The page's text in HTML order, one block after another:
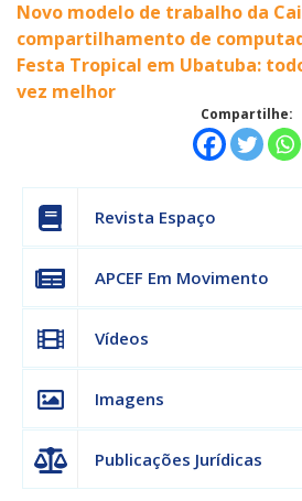
Novo modelo de trabalho da
compartilhamento de
Festa Tropical em Ubatuba:
vez melhor
Compartilhe:
Revista Espaço
APCEF Em Movimento
Vídeos
Imagens
Publicações Jurídicas